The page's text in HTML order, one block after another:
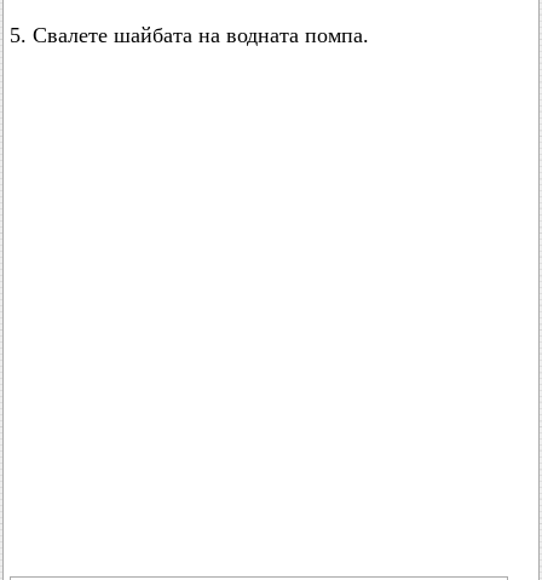
5. Свалете шайбата на водната помпа.